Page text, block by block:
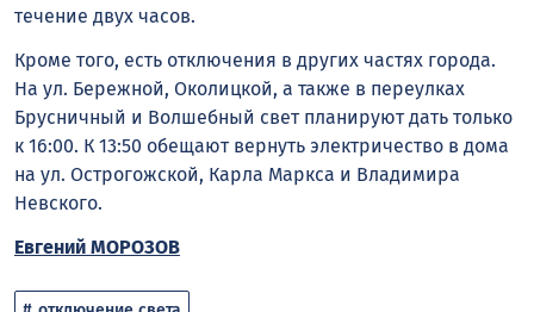
течение двух часов.
Кроме того, есть отключения в других частях города.
На ул. Бережной, Околицкой, а также в переулках
Брусничный и Волшебный свет планируют дать только
к 16:00. К 13:50 обещают вернуть электричество в дома
на ул. Острогожской, Карла Маркса и Владимира
Невского.
Евгений МОРОЗОВ